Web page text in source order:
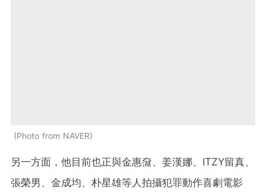
Photo from NAVER
另一方面，他目前也正與金惠奫、姜漢娜、ITZY留真、
張榮男、金成均、朴星雄等人拍攝犯罪動作喜劇電影